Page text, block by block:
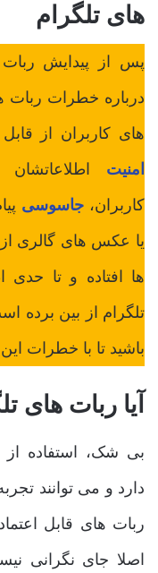
های تلگرام
پس از پیدایش
درباره خطرات ربات
های کاربران از
امنیت
کاربران، جاسوسی
یا عکس های گالری از
ها افتاده و تا حدی
تلگرام از بین برده
باشید تا با خطرات
آیا ربات های
بی شک، استفاده از
دارد و می توانند
ربات های قابل
اصلا جای نگرانی